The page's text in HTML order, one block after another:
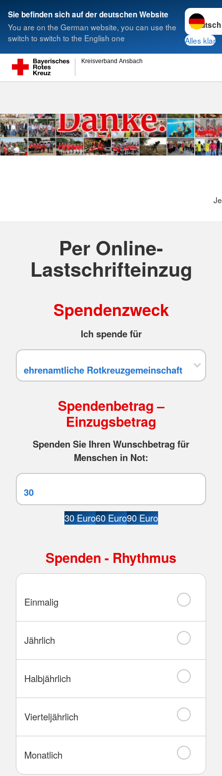
Sie befinden sich auf der deutschen Website
You are on the German website, you can use the
switch to switch to the English one
Sprache
Alles klar
Kreisverband Ansbach
Suche
Per Online-
Lastschrifteinzug
Spendenzweck
Ich spende für
Spendenbetrag –
Einzugsbetrag
Spenden Sie Ihren Wunschbetrag für
Menschen in Not:
30 Euro60 Euro90 Euro
Spenden - Rhythmus
Einmalig
Jährlich
Halbjährlich
Vierteljährlich
Monatlich